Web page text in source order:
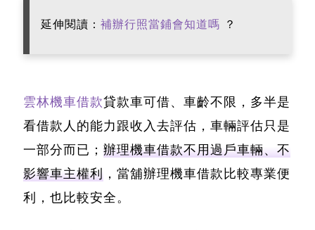
延伸閱讀： 補辦行照當鋪會知道嗎 ？
雲林機車借款貸款車可借、車齡不限，多半是
看借款人的能力跟收入去評估，車輛評估只是
一部分而已； 辦理機車借款不用過戶車輛、不
影響車主權利 ，當舖辦理機車借款比較專業便
利，也比較安全。